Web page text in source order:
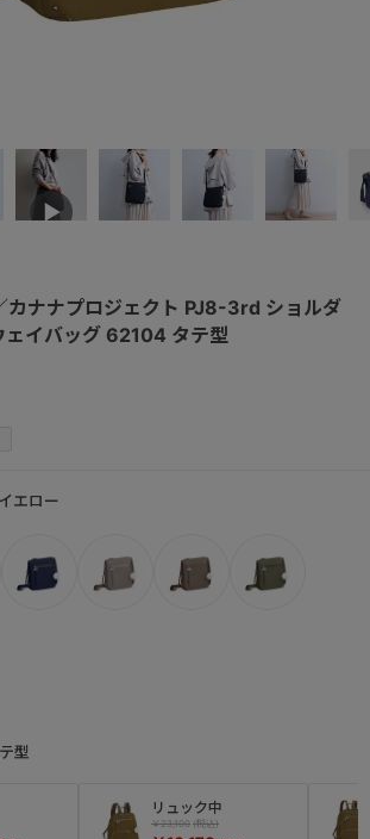
ナナプロジェクト PJ8-3rd ショルダ
ェイバッグ 62104 タテ型
型
リュック中
￥23,100
エロー